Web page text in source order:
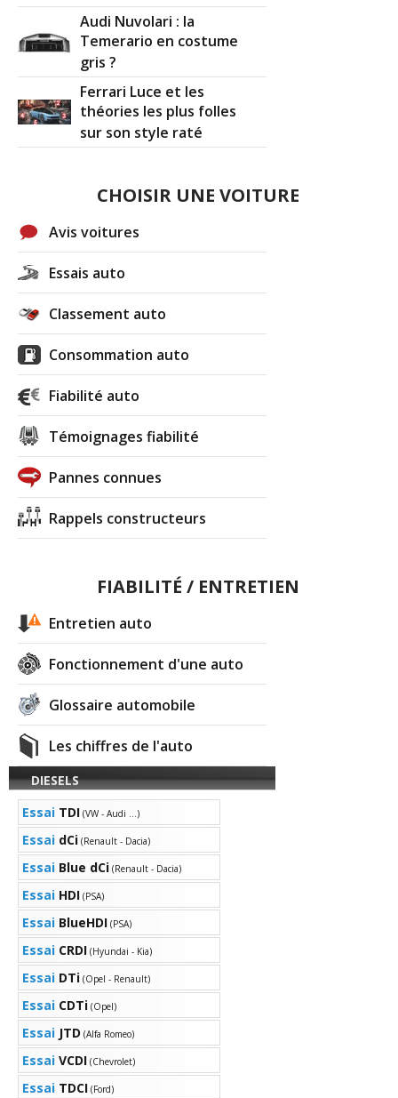
Audi Nuvolari : la
Temerario en costume
gris ?
Ferrari Luce et les
théories les plus folles
sur son style raté
CHOISIR UNE VOITURE
Avis voitures
Essais auto
Classement auto
Consommation auto
Fiabilité auto
Témoignages fiabilité
Pannes connues
Rappels constructeurs
FIABILITÉ / ENTRETIEN
Entretien auto
Fonctionnement d'une auto
Glossaire automobile
Les chiffres de l'auto
DIESELS
Essai TDI (VW - Audi ...)
Essai dCi (Renault - Dacia)
Essai Blue dCi (Renault - Dacia)
Essai HDI (PSA)
Essai BlueHDI (PSA)
Essai CRDI (Hyundai - Kia)
Essai DTi (Opel - Renault)
Essai CDTi (Opel)
Essai JTD (Alfa Romeo)
EssaiVCDI (Chevrolet)
Essai TDCI (Ford)